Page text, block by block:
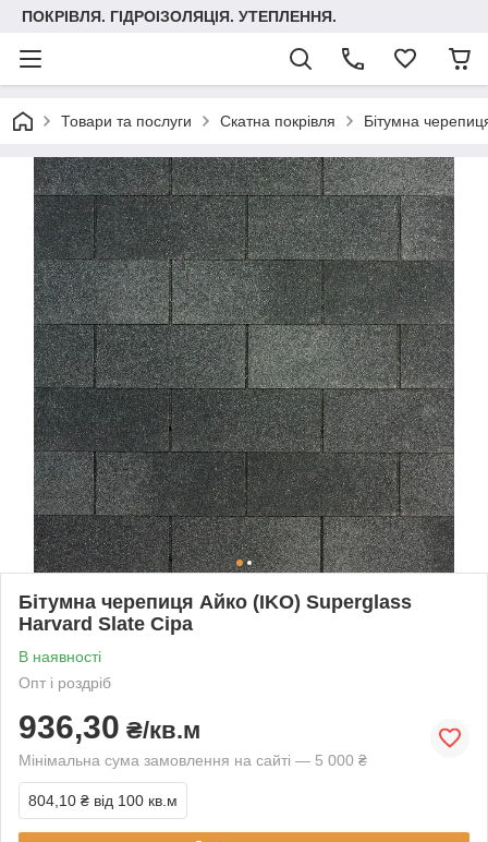
ПОКРІВЛЯ. ГІДРОІЗОЛЯЦІЯ. УТЕПЛЕННЯ.
Товари та послуги Скатна покрівля Бітумна
Бітумна черепиця Айко (IKO) Superglass
Harvard Slate Сіра
В наявності
Опт і роздріб
936,30 ₴/кв.м
Мінімальна сума замовлення на сайті — 5 000 ₴
804,10 ₴ від 100 кв.м